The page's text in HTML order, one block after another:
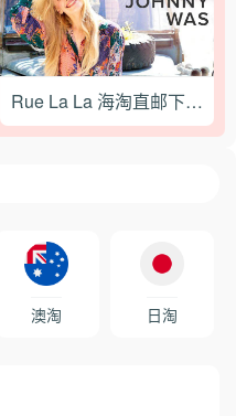
Rue La La 海淘直邮下单教程
澳淘 日淘